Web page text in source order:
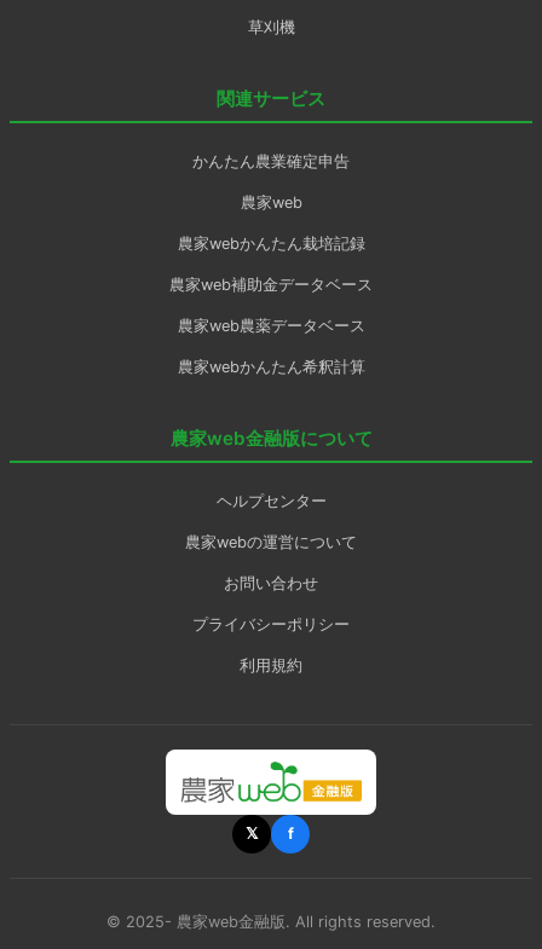
草刈機
関連サービス
かんたん農業確定申告
農家web
農家webかんたん栽培記録
農家web補助金データベース
農家web農薬データベース
農家webかんたん希釈計算
農家web金融版について
ヘルプセンター
農家webの運営について
お問い合わせ
プライバシーポリシー
利用規約
𝕏 f
© 2025- 農家web金融版. All rights reserved.